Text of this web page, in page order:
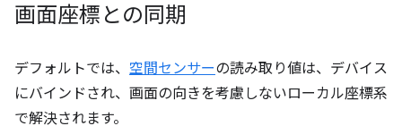
画面座標との同期
デフォルトでは、 空間センサーの読み取り値は、デバイス
にバインドされ、画面の向きを考慮しないローカル座標系
で解決されます。